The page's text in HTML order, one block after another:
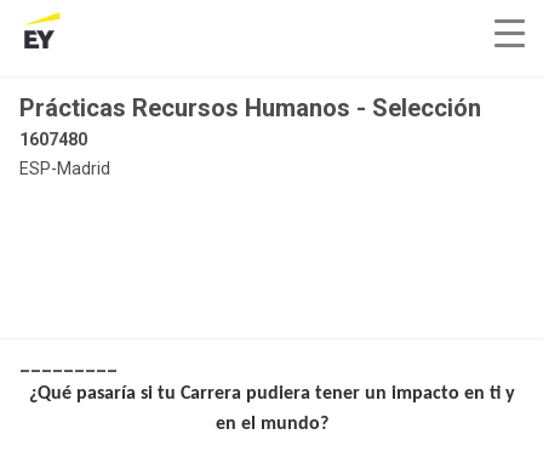
Prácticas Recursos Humanos - Selección
1607480
ESP-Madrid
¿Qué pasaría si tu Carrera pudiera tener un impacto en ti y
en el mundo?